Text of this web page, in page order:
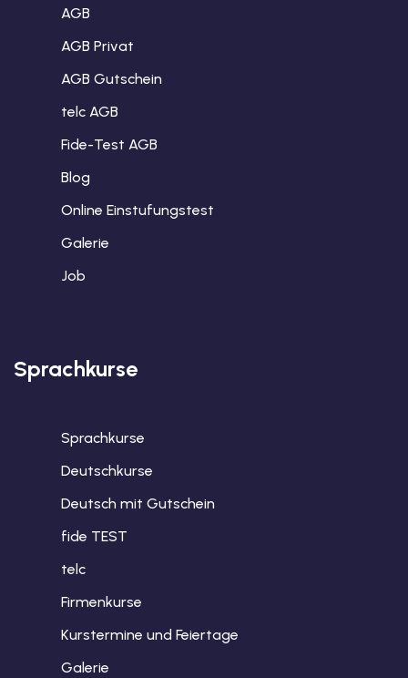
AGB
AGB Privat
AGB Gutschein
telc AGB
Fide-Test AGB
Blog
Online Einstufungstest
Galerie
Job
Sprachkurse
Sprachkurse
Deutschkurse
Deutsch mit Gutschein
fide TEST
telc
Firmenkurse
Kurstermine und Feiertage
Galerie